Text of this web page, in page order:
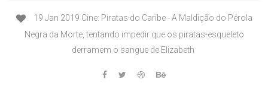
19 Jan 2019 Cine: Piratas do Caribe - A Maldição do Pérola
Negra da Morte, tentando impedir que os piratas-esqueleto
derramem o sangue de Elizabeth